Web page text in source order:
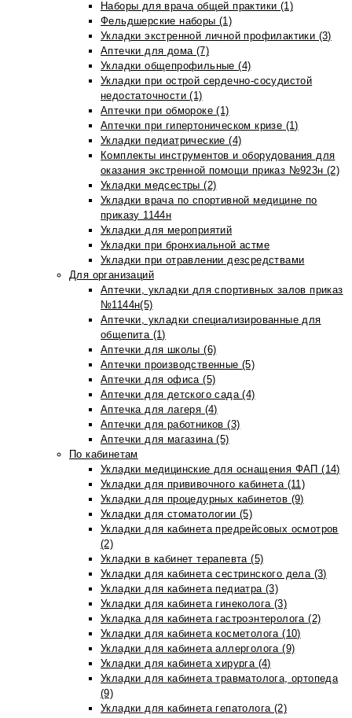
Наборы для врача общей практики (1)
Фельдшерские наборы (1)
Укладки экстренной личной профилактики (3)
Аптечки для дома (7)
Укладки общепрофильные (4)
Укладки при острой сердечно-сосудистой
недостаточности (1)
Аптечки при обмороке (1)
Аптечки при гипертоническом кризе (1)
Укладки педиатрические (4)
Комплекты инструментов и оборудования для
оказания экстренной помощи приказ №923н (2)
Укладки медсестры (2)
Укладки врача по спортивной медицине по
приказу 1144н
Укладки для мероприятий
Укладки при бронхиальной астме
Укладки при отравлении дезсредствами
Для организаций
Аптечки, укладки для спортивных залов приказ
№1144н(5)
Аптечки, укладки специализированные для
общепита (1)
Аптечки для школы (6)
Аптечки производственные (5)
Аптечки для офиса (5)
Аптечки для детского сада (4)
Аптечка для лагеря (4)
Аптечки для работников (3)
Аптечки для магазина (5)
По кабинетам
Укладки медицинские для оснащения ФАП (14)
Укладки для прививочного кабинета (11)
Укладки для процедурных кабинетов (9)
Укладки для стоматологии (5)
Укладки для кабинета предрейсовых осмотров
(2)
Укладки в кабинет терапевта (5)
Укладки для кабинета сестринского дела (3)
Укладки для кабинета педиатра (3)
Укладки для кабинета гинеколога (3)
Укладка для кабинета гастроэнтеролога (2)
Укладки для кабинета косметолога (10)
Укладки для кабинета аллерголога (9)
Укладки для кабинета хирурга (4)
Укладки для кабинета травматолога, ортопеда
(9)
Укладки для кабинета гепатолога (2)